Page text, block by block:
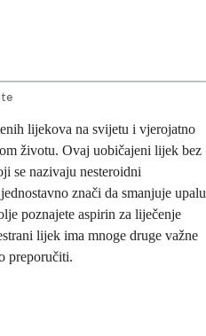
lijekova na svijetu i vjerojatno
životu. Ovaj uobičajeni lijek bez
se nazivaju nesteroidni
znači da smanjuje upalu
poznajete aspirin za liječenje
lijek ima mnoge druge važne
preporučiti.